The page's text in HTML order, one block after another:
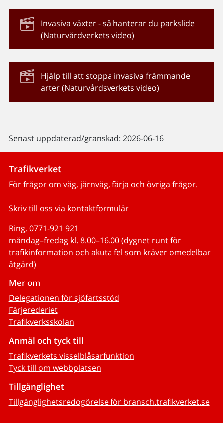
Invasiva växter - så hanterar du parkslide
(Naturvårdverkets video)
Hjälp till att stoppa invasiva främmande
arter (Naturvårdsverkets video)
Senast uppdaterad/granskad: 2026-06-16
Trafikverket
För frågor om väg, järnväg, färja och övriga frågor.
Skriv till oss via kontaktformulär
Ring, 0771-921 921
måndag–fredag kl. 8.00–16.00 (dygnet runt för
trafikinformation och akuta fel som kräver omedelbar
åtgärd)
Mer om
Delegationen för sjöfartsstöd
Färjerederiet
Trafikverksskolan
Anmäl och tyck till
Trafikverkets visselblåsarfunktion
Tyck till om webbplatsen
Tillgänglighet
Tillgänglighetsredogörelse för bransch.trafikverket.se